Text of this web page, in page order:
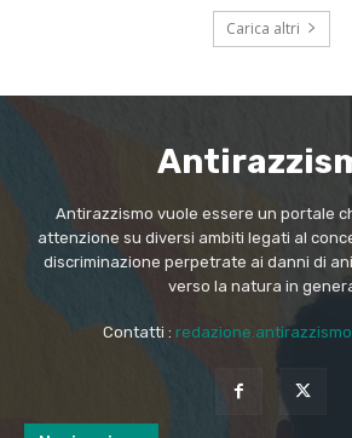
Carica altri
Antirazzismo vuole essere un portale
attenzione su diversi ambiti legati al
discriminazione perpetrate ai danni di
verso la natura in
Contatti :